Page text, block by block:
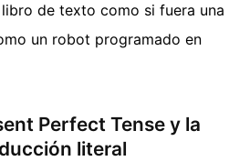
de texto como si fuera una
un robot programado en
Perfect Tense y la
literal